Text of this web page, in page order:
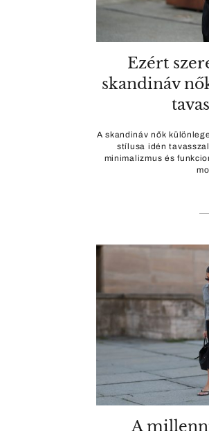
Ezért
skandináv
A skandináv nők
stílusa idén
minimalizmus és
A